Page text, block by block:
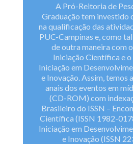
A Pró-Reitoria de
Graduação tem investido
na qualificação das
PUC-Campinas e, como
de outra maneira com
Iniciação Científica e
Iniciação em
e Inovação. Assim, temos
anais dos eventos em
(CD-ROM) com
Brasileiro do ISSN –
Científica (ISSN 1982-
Iniciação em
e Inovação (ISSN